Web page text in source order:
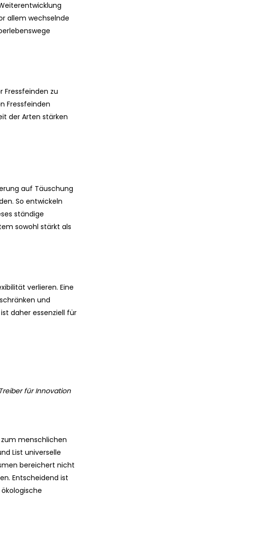
allem wechselnde
Fressfeinden zu
Fressfeinden
der Arten stärken
auf Täuschung
So entwickeln
ständige
sowohl stärkt als
verlieren. Eine
und
daher essenziell für
für Innovation
menschlichen
List universelle
bereichert nicht
Entscheidend ist